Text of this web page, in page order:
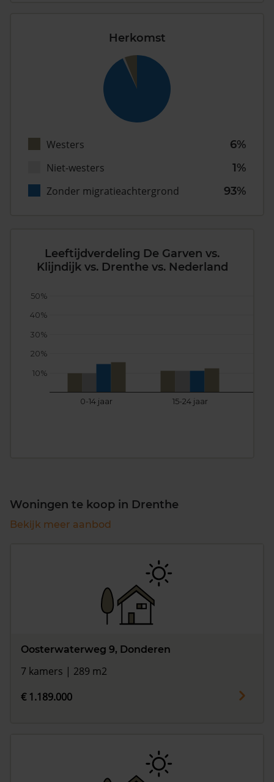
Herkomst
Westers
6%
Niet-westers
1%
Zonder migratieachtergrond
93%
Leeftijdverdeling De Garven vs.
Klijndijk vs. Drenthe vs. Nederland
0-14 jaar 15-24 jaar
10%
20%
30%
40%
50%
Woningen te koop in Drenthe
Bekijk meer aanbod
Oosterwaterweg 9, Donderen
7 kamers | 289 m2
€ 1.189.000